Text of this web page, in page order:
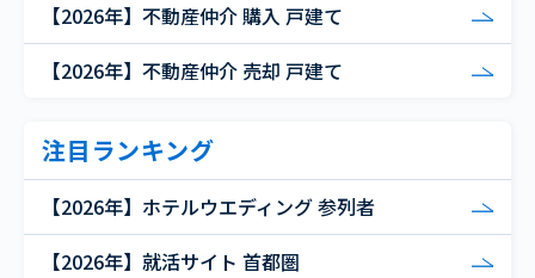
【2026年】不動産仲介 購入 戸建て
【2026年】不動産仲介 売却 戸建て
注目ランキング
【2026年】ホテルウエディング 参列者
【2026年】就活サイト 首都圏